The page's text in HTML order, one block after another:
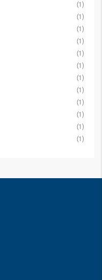
(1)
(1)
(1)
(1)
(1)
(1)
(1)
(1)
(1)
(1)
(1)
(1)